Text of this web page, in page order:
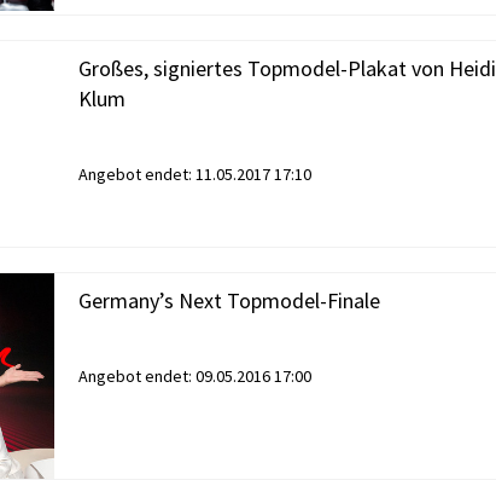
Großes, signiertes Topmodel-Plakat von Heidi
Klum
Angebot endet: 11.05.2017 17:10
Germany’s Next Topmodel-Finale
Angebot endet: 09.05.2016 17:00